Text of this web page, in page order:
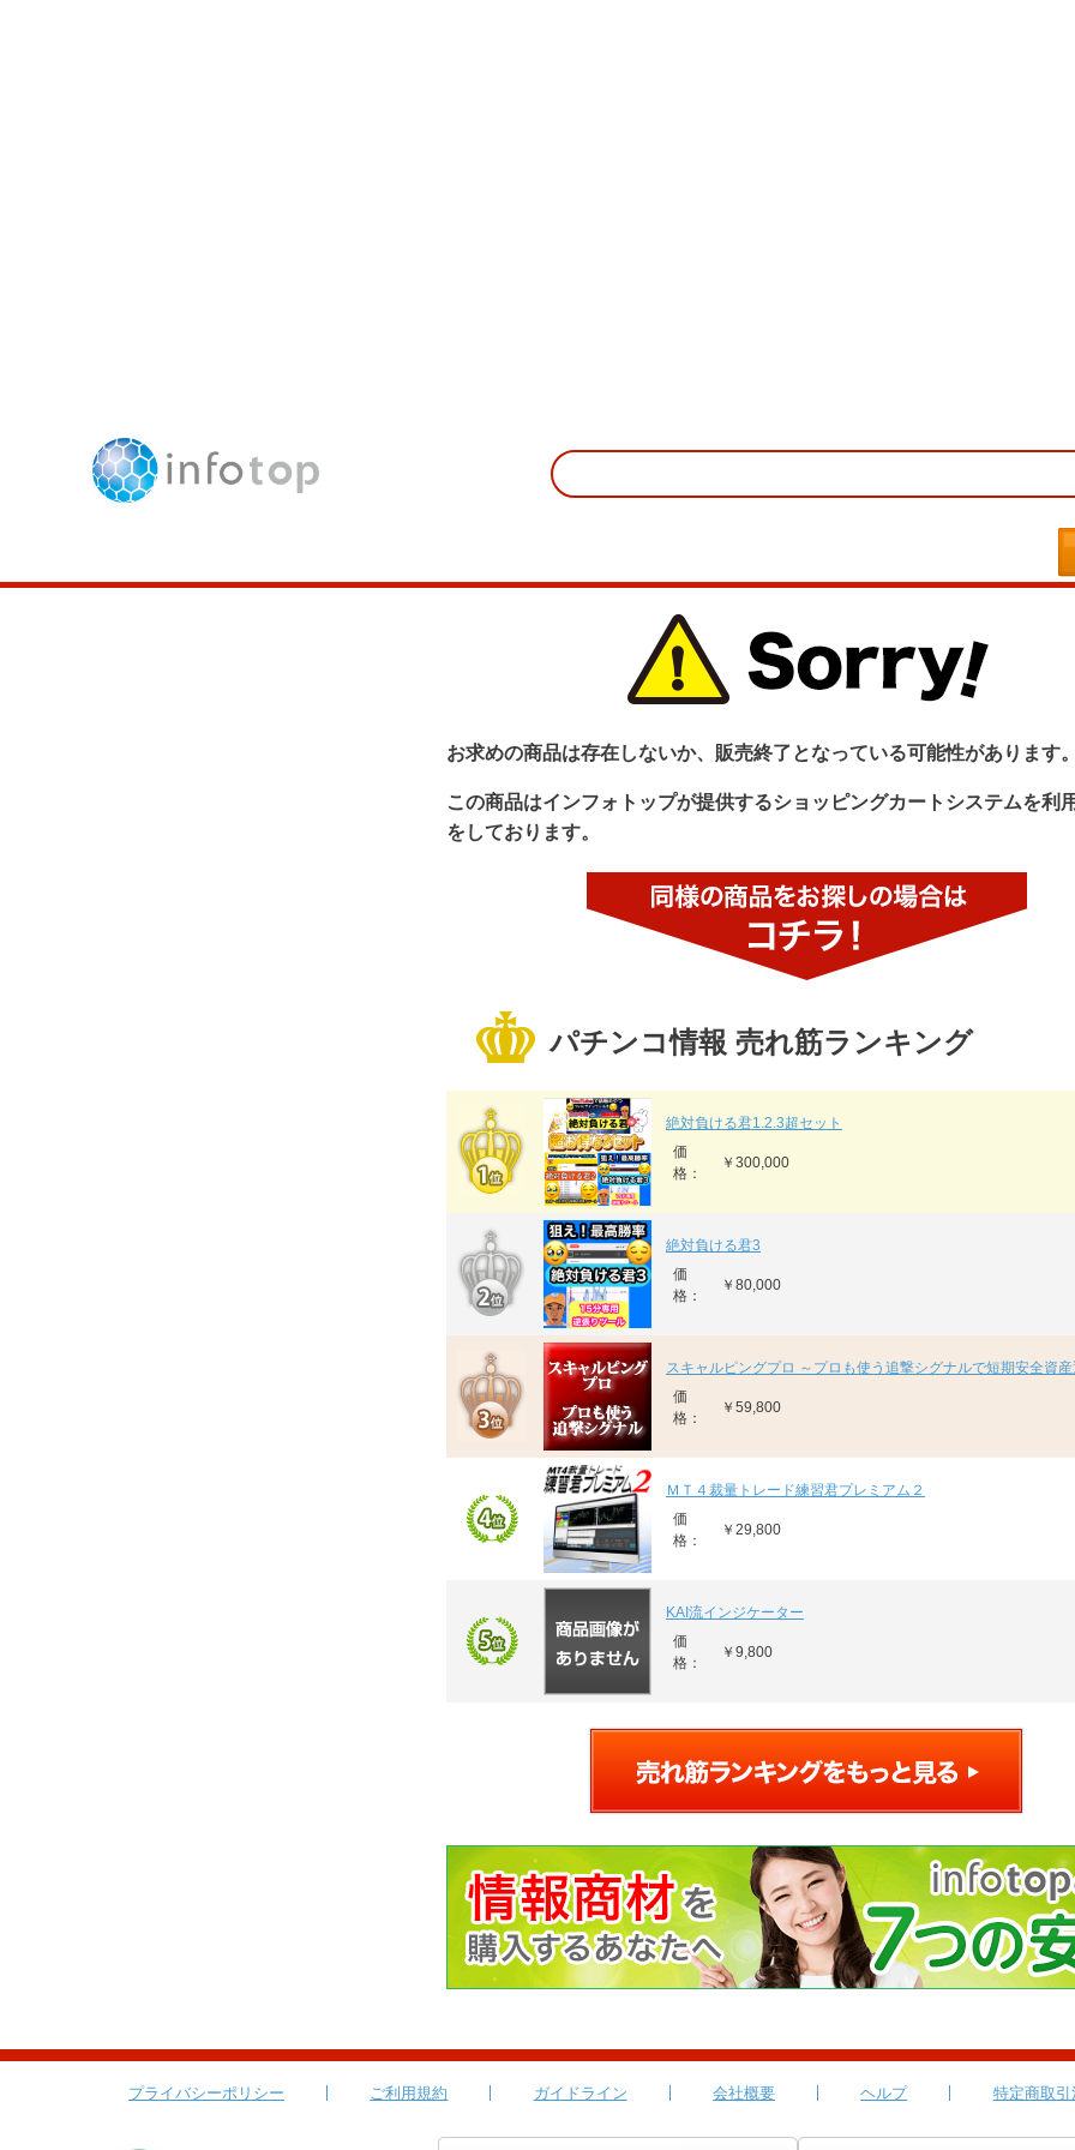
お求めの商品は存在しないか、販売終了となっている可能性があります
この商品はインフォトップが提供するショッピングカートシステムを利
をしております。
パチンコ情報 売れ筋ランキング
絶対負ける君1.2.3超セット
価
格：
￥300,000
絶対負ける君3
価
格：
￥80,000
スキャルピングプロ ～プロも使う追撃シグナルで短期安全資
価
格：
￥59,800
ＭＴ４裁量トレード練習君プレミアム２
価
格：
￥29,800
KAI流インジケーター
価
格：
￥9,800
プライバシーポリシー ご利用規約 ガイドライン 会社概要 ヘルプ 特定商取